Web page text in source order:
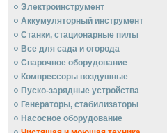
Электроинструмент
Аккумуляторный инструмент
Станки, стационарные пилы
Все для сада и огорода
Сварочное оборудование
Компрессоры воздушные
Пуско-зарядные устройства
Генераторы, стабилизаторы
Насосное оборудование